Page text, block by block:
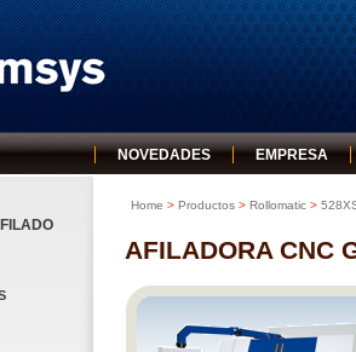
NOVEDADES EMPRESA
Home > Productos > Rollomatic >
AFILADORA CNC